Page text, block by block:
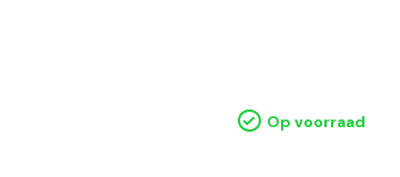
Op voorraad